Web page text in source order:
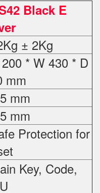
Black E
± 2Kg
* W 430 * D
mm
mm
mm
Protection for
Key, Code,